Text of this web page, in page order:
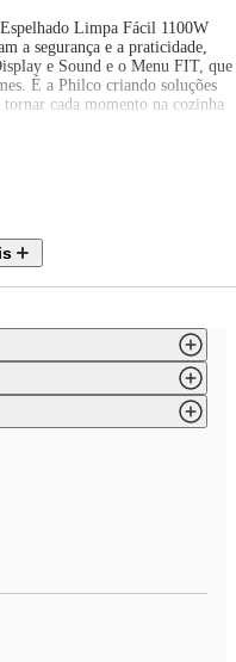
Limpa Fácil 1100W
a segurança e a praticidade,
e Sound e o Menu FIT, que
É a Philco criando soluções
cada momento na cozinha